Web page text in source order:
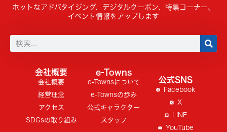
ホットなアドバタイジング、デジタルクーポン、特集コーナー、
イベント情報をアップします
会社概要
会社概要
経営理念
アクセス
SDGsの取り組み
e-Towns
e-Townsについて
e-Townsの歩み
公式キャラクター
スタッフ
公式SNS
Facebook
X
LINE
YouTube